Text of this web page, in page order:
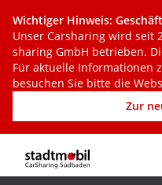
Wichtiger Hinweis:
Unser Carsharing wird seit
sharing GmbH betrieben.
Für aktuelle Informationen
besuchen Sie bitte die
Zur